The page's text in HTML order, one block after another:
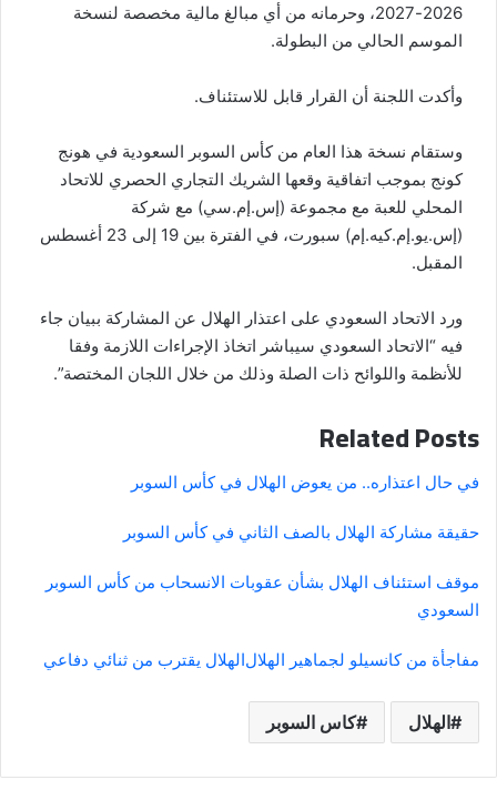
2026-2027، وحرمانه من أي مبالغ مالية مخصصة لنسخة
الموسم الحالي من البطولة.
وأكدت اللجنة أن القرار قابل للاستئناف.
وستقام نسخة هذا العام من كأس السوبر السعودية في هونج
كونج بموجب اتفاقية وقعها الشريك التجاري الحصري للاتحاد
المحلي للعبة مع مجموعة (إس.إم.سي) مع شركة
(إس.يو.إم.كيه.إم) سبورت، في الفترة بين 19 إلى 23 أغسطس
المقبل.
ورد الاتحاد السعودي على اعتذار الهلال عن المشاركة ببيان جاء
فيه “الاتحاد السعودي سيباشر اتخاذ الإجراءات اللازمة وفقا
للأنظمة واللوائح ذات الصلة وذلك من خلال اللجان المختصة”.
Related Posts
في حال اعتذاره.. من يعوض الهلال في كأس السوبر
حقيقة مشاركة الهلال بالصف الثاني في كأس السوبر
موقف استئناف الهلال بشأن عقوبات الانسحاب من كأس السوبر
السعودي
مفاجأة من كانسيلو لجماهير الهلالالهلال يقترب من ثنائي دفاعي
الهلال كاس السوبر